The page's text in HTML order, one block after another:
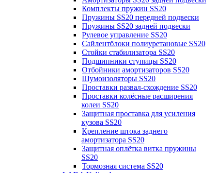
Комплекты пружин SS20
Пружины SS20 передней подвески
Пружины SS20 задней подвески
Рулевое управление SS20
Сайлентблоки полиуретановые SS20
Стойки стабилизатора SS20
Подшипники ступицы SS20
Отбойники амортизаторов SS20
Шумоизоляторы SS20
Проставки развал-схождение SS20
Проставки колёсные расширения
колеи SS20
Защитная проставка для усиления
кузова SS20
Крепление штока заднего
амортизатора SS20
Защитная оплётка витка пружины
SS20
Тормозная система SS20